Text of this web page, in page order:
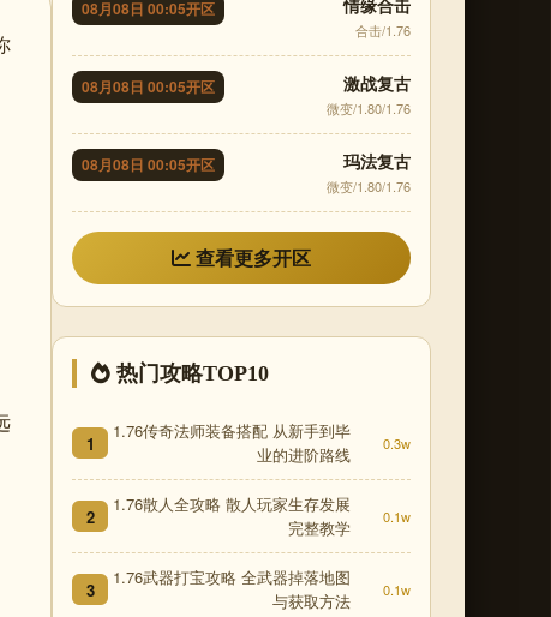
08月08日 00:05开区 情缘合击
合击/1.76
08月08日 00:05开区 激战复古
微变/1.80/1.76
08月08日 00:05开区 玛法复古
微变/1.80/1.76
查看更多开区
热门攻略TOP10
1
1.76传奇法师装备搭配 从新手到毕
业的进阶路线
0.3w
2
1.76散人全攻略 散人玩家生存发展
完整教学
0.1w
3
1.76武器打宝攻略 全武器掉落地图
与获取方法
0.1w